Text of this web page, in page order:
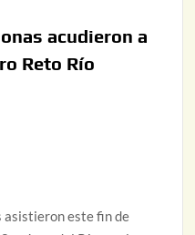
acudieron a
Reto Río
asistieron este fin de